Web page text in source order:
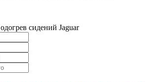
сидений Jaguar